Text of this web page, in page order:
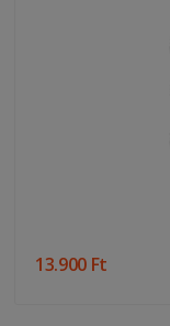
13.900 Ft